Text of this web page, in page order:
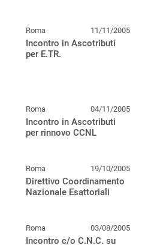
Roma 11/11/2005
Incontro in Ascotributi
per E.TR.
Roma 04/11/2005
Incontro in Ascotributi
per rinnovo CCNL
Roma 19/10/2005
Direttivo Coordinamento
Nazionale Esattoriali
Roma 03/08/2005
Incontro c/o C.N.C. su